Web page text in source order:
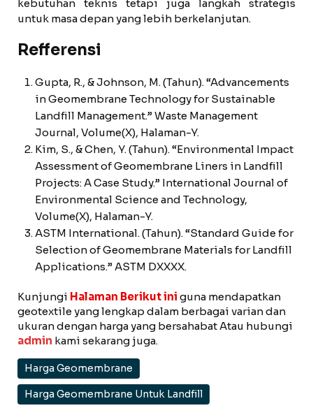
kebutuhan teknis tetapi juga langkah strategis
untuk masa depan yang lebih berkelanjutan.
Refferensi
Gupta, R., & Johnson, M. (Tahun). “Advancements
in Geomembrane Technology for Sustainable
Landfill Management.” Waste Management
Journal, Volume(X), Halaman-Y.
Kim, S., & Chen, Y. (Tahun). “Environmental Impact
Assessment of Geomembrane Liners in Landfill
Projects: A Case Study.” International Journal of
Environmental Science and Technology,
Volume(X), Halaman-Y.
ASTM International. (Tahun). “Standard Guide for
Selection of Geomembrane Materials for Landfill
Applications.” ASTM DXXXX.
Kunjungi Halaman Berikut ini guna mendapatkan
geotextile yang lengkap dalam berbagai varian dan
ukuran dengan harga yang bersahabat Atau hubungi
admin kami sekarang juga.
Harga Geomembrane
Harga Geomembrane Untuk Landfill